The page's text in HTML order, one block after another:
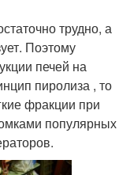
трудно, а
Поэтому
печей на
пиролиза , то
фракции при
популярных